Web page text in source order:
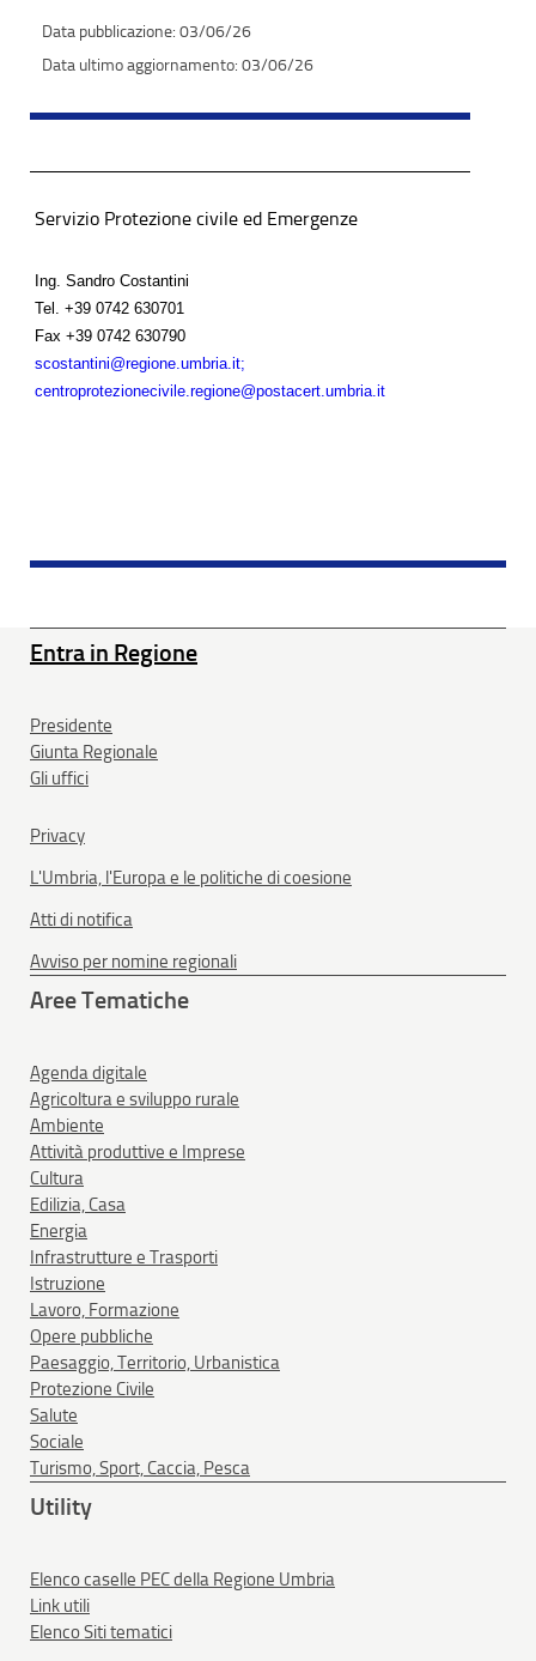
03/06/26
03/06/26
Servizio Protezione civile ed Emergenze
Ing. Sandro Costantini
Tel. +39 0742 630701
Fax +39 0742 630790
scostantini@regione.umbria.it;
centroprotezionecivile.regione@postacert.umbria.it
Entra in Regione
Presidente
Giunta Regionale
Gli uffici
Privacy
L'Umbria, l'Europa e le politiche di coesione
Atti di notifica
Avviso per nomine regionali
Aree Tematiche
Agenda digitale
Agricoltura e sviluppo rurale
Ambiente
Attività produttive e Imprese
Cultura
Edilizia, Casa
Energia
Infrastrutture e Trasporti
Istruzione
Lavoro, Formazione
Opere pubbliche
Paesaggio, Territorio, Urbanistica
Protezione Civile
Salute
Sociale
Turismo, Sport, Caccia, Pesca
Utility
Elenco caselle PEC della Regione Umbria
Link utili
Elenco Siti tematici